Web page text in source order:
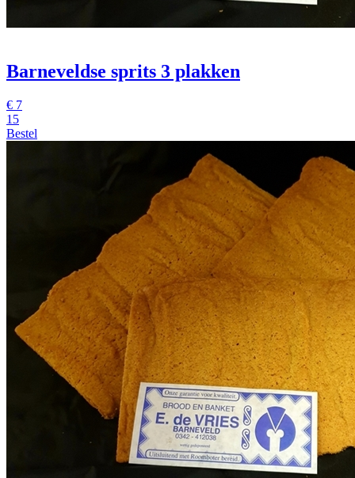
Barneveldse sprits 3 plakken
€ 7
15
Bestel